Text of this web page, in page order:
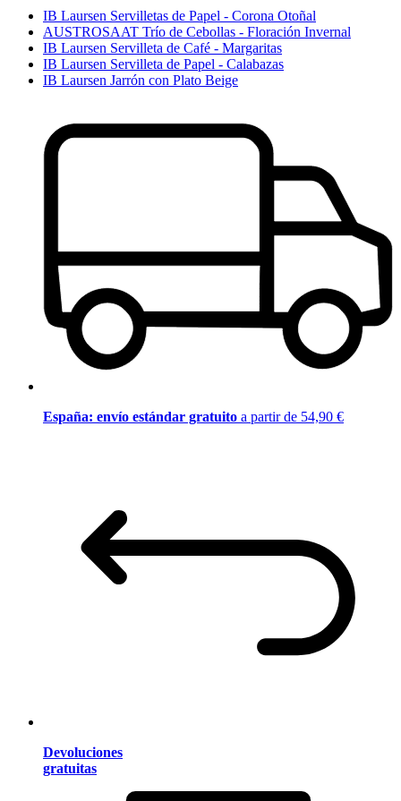
IB Laursen Servilletas de Papel - Corona Otoñal
AUSTROSAAT Trío de Cebollas - Floración Invernal
IB Laursen Servilleta de Café - Margaritas
IB Laursen Servilleta de Papel - Calabazas
IB Laursen Jarrón con Plato Beige
España: envío estándar gratuito a partir de 54,90 €
Devoluciones
gratuitas